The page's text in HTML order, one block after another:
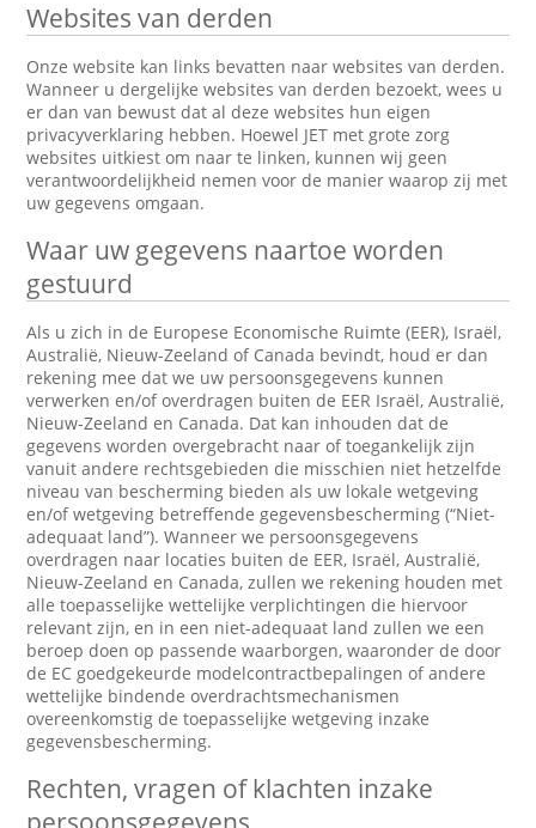
Websites van derden
Onze website kan links bevatten naar websites van derden.
Wanneer u dergelijke websites van derden bezoekt, wees u
er dan van bewust dat al deze websites hun eigen
privacyverklaring hebben. Hoewel JET met grote zorg
websites uitkiest om naar te linken, kunnen wij geen
verantwoordelijkheid nemen voor de manier waarop zij met
uw gegevens omgaan.
Waar uw gegevens naartoe worden
gestuurd
Als u zich in de Europese Economische Ruimte (EER), Israël,
Australië, Nieuw-Zeeland of Canada bevindt, houd er dan
rekening mee dat we uw persoonsgegevens kunnen
verwerken en/of overdragen buiten de EER Israël, Australië,
Nieuw-Zeeland en Canada. Dat kan inhouden dat de
gegevens worden overgebracht naar of toegankelijk zijn
vanuit andere rechtsgebieden die misschien niet hetzelfde
niveau van bescherming bieden als uw lokale wetgeving
en/of wetgeving betreffende gegevensbescherming (“Niet-
adequaat land”). Wanneer we persoonsgegevens
overdragen naar locaties buiten de EER, Israël, Australië,
Nieuw-Zeeland en Canada, zullen we rekening houden met
alle toepasselijke wettelijke verplichtingen die hiervoor
relevant zijn, en in een niet-adequaat land zullen we een
beroep doen op passende waarborgen, waaronder de door
de EC goedgekeurde modelcontractbepalingen of andere
wettelijke bindende overdrachtsmechanismen
overeenkomstig de toepasselijke wetgeving inzake
gegevensbescherming.
Rechten, vragen of klachten inzake